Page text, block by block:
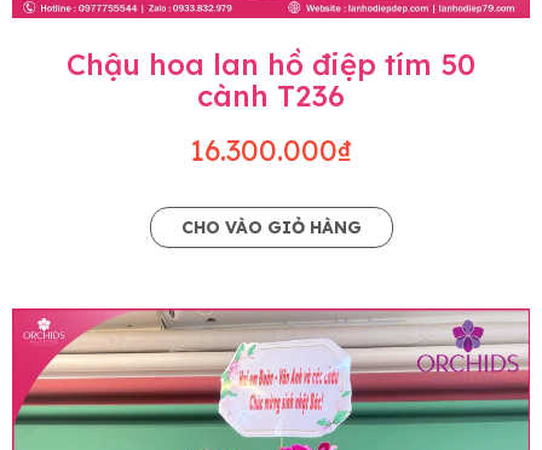
Chậu hoa lan hồ điệp tím 50
cành T236
16.300.000₫
CHO VÀO GIỎ HÀNG